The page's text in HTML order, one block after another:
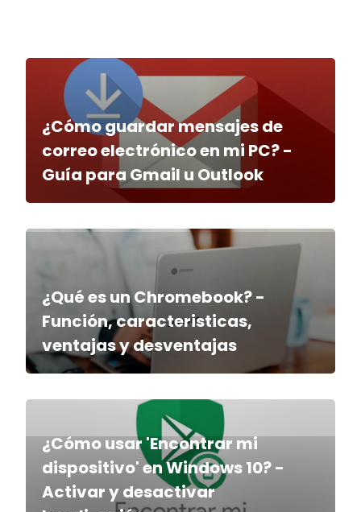
¿Cómo guardar mensajes de
correo electrónico en mi PC? -
Guía para Gmail u Outlook
¿Qué es un Chromebook? -
Función, caracteristicas,
ventajas y desventajas
¿Cómo usar 'Encontrar mi
dispositivo' en Windows 10? -
Activar y desactivar